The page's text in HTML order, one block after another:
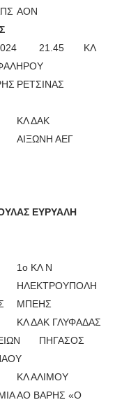
ΑΟΝ
21.45
ΚΛ
ΡΕΤΣΙΝΑΣ
ΚΛ ΔΑΚ
ΑΙΞΩΝΗ ΑΕΓ
ΕΥΡΥΑΛΗ
1ο ΚΛ Ν
ΗΛΕΚΤΡΟΥΠΟΛΗ
ΜΠΕΗΣ
ΚΛ ΔΑΚ ΓΛΥΦΑΔΑΣ
ΠΗΓΑΣΟΣ
ΚΛ ΑΛΙΜΟΥ
ΑΟ ΒΑΡΗΣ «Ο